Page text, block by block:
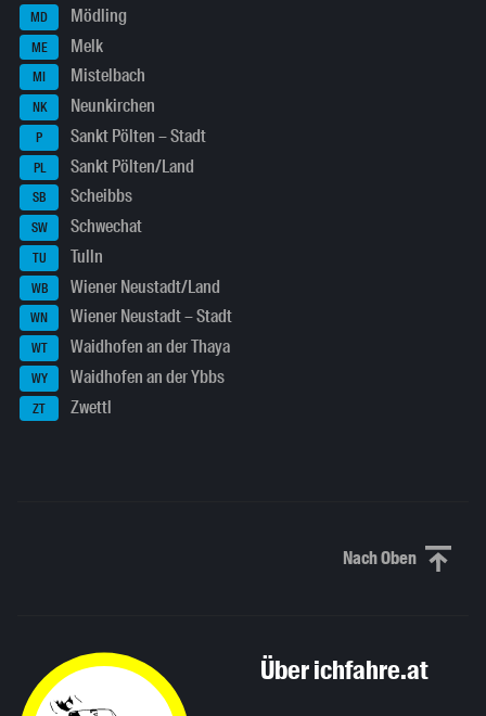
MD Mödling
ME Melk
MI Mistelbach
NK Neunkirchen
P Sankt Pölten – Stadt
PL Sankt Pölten/Land
SB Scheibbs
SW Schwechat
TU Tulln
WB Wiener Neustadt/Land
WN Wiener Neustadt – Stadt
WT Waidhofen an der Thaya
WY Waidhofen an der Ybbs
ZT Zwettl
Nach ObenNach oben
Über ichfahre.at